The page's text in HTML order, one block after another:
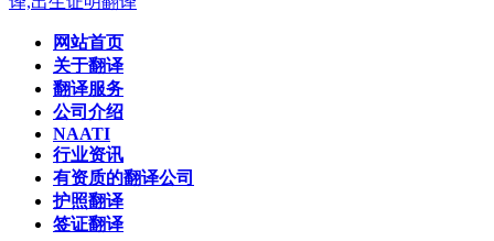
网站首页
关于翻译
翻译服务
公司介绍
NAATI
行业资讯
有资质的翻译公司
护照翻译
签证翻译